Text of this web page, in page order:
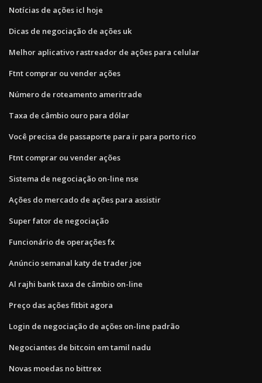
Notícias de ações icl hoje
Dicas de negociação de ações uk
Melhor aplicativo rastreador de ações para celular
Ftnt comprar ou vender ações
Número de roteamento ameritrade
Taxa de câmbio ouro para dólar
Você precisa de passaporte para ir para porto rico
Ftnt comprar ou vender ações
Sistema de negociação on-line nse
Ações do mercado de ações para assistir
Super fator de negociação
Funcionário de operações fx
Anúncio semanal katy de trader joe
Al rajhi bank taxa de câmbio on-line
Preço das ações fitbit agora
Login de negociação de ações on-line padrão
Negociantes de bitcoin em tamil nadu
Novas moedas no bittrex